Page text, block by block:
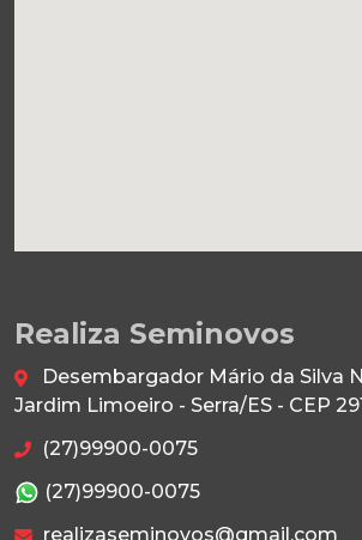
Realiza Seminovos
Desembargador Mário da Silva
Jardim Limoeiro - Serra/ES - CEP
(27)99900-0075
(27)99900-0075
realizaseminovos@gmail.com